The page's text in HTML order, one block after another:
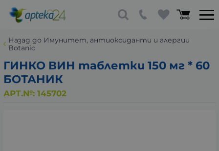
Назад до Имунитет, антиоксиданти и алергии
Botanic
ГИНКО ВИН таблетки 150 мг * 60
БОТАНИК
АРТ.№: 145702